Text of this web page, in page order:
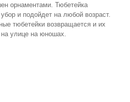
орнаментами. Тюбетейка
и подойдет на любой возраст.
тюбетейки возвращается и их
улице на юношах.